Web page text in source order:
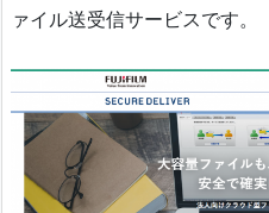
ァイル送受信サービスです。